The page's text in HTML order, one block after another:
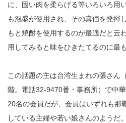
に、固い肉を柔らげる等いろいろ用
も泡盛が使用され、その真価を発揮
もと焼酎を使用するのが最適だと云
用してみると味をひきたてるのに最
この話題の主は台湾生まれの張さん
階。電話32-9470番・事務所）で中
20名の会員だが、会員はいずれも那
している主婦や若い娘さんのようだ。